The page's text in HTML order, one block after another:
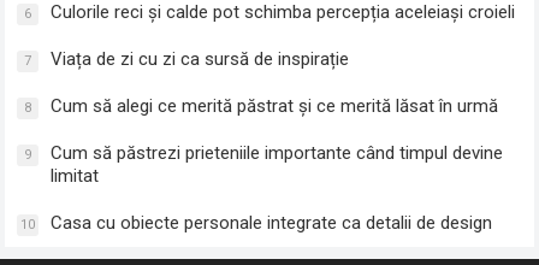
6 Culorile reci și calde pot schimba percepția aceleiași croieli
7 Viața de zi cu zi ca sursă de inspirație
8 Cum să alegi ce merită păstrat și ce merită lăsat în urmă
9
Cum să păstrezi prieteniile importante când timpul devine
limitat
10 Casa cu obiecte personale integrate ca detalii de design